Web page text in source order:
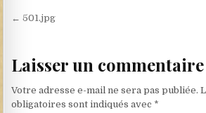
Navigation de l’article
← 501.jpg
Laisser un commentaire
Votre adresse e-mail ne sera pas publiée.
obligatoires sont indiqués avec *